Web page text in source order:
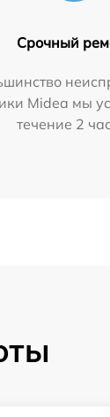
Срочный
Midea мы
течение 2